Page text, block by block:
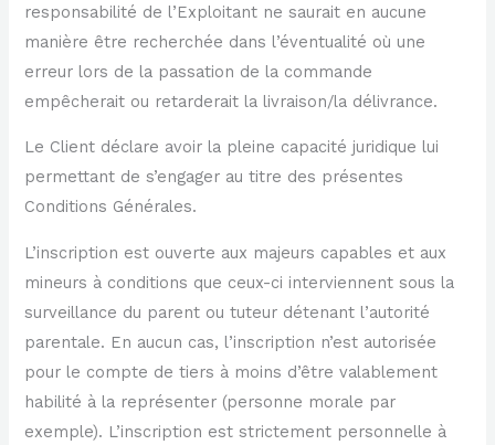
responsabilité de l’Exploitant ne saurait en aucune
manière être recherchée dans l’éventualité où une
erreur lors de la passation de la commande
empêcherait ou retarderait la livraison/la délivrance.
Le Client déclare avoir la pleine capacité juridique lui
permettant de s’engager au titre des présentes
Conditions Générales.
L’inscription est ouverte aux majeurs capables et aux
mineurs à conditions que ceux-ci interviennent sous la
surveillance du parent ou tuteur détenant l’autorité
parentale. En aucun cas, l’inscription n’est autorisée
pour le compte de tiers à moins d’être valablement
habilité à la représenter (personne morale par
exemple). L’inscription est strictement personnelle à